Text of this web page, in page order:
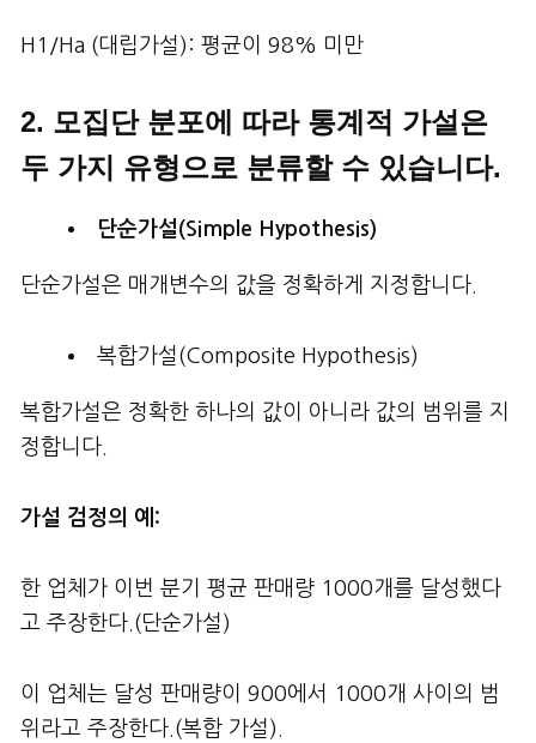
H1/Ha (대립가설): 평균이 98% 미만
2. 모집단 분포에 따라 통계적 가설은
두 가지 유형으로 분류할 수 있습니다.
단순가설(Simple Hypothesis)
단순가설은 매개변수의 값을 정확하게 지정합니다.
복합가설(Composite Hypothesis)
복합가설은 정확한 하나의 값이 아니라 값의 범위를 지
정합니다.
가설 검정의 예:
한 업체가 이번 분기 평균 판매량 1000개를 달성했다
고 주장한다.(단순가설)
이 업체는 달성 판매량이 900에서 1000개 사이의 범
위라고 주장한다.(복합 가설).